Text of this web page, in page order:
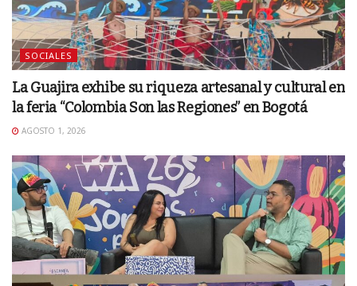
SOCIALES
La Guajira exhibe su riqueza artesanal y cultural en
la feria “Colombia Son las Regiones” en Bogotá
AGOSTO 1, 2026